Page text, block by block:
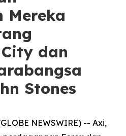
Mereka
dan
Stones
NEWSWIRE) -- Axi,